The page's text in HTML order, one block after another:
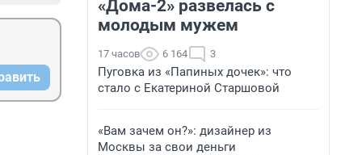
«Дома-2» развелась с
молодым мужем
17 часов 6 164 3
Пуговка из «Папиных дочек»: что
стало с Екатериной Старшовой
«Вам зачем он?»: дизайнер из
Москвы за свои деньги